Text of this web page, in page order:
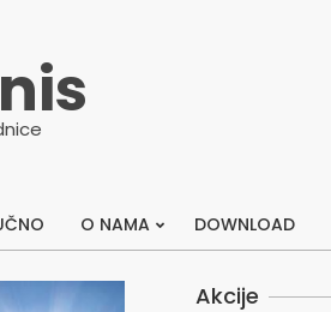
O NAMA DOWNLOAD
Akcije